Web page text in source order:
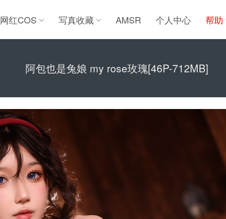
网红COS 写真收藏 AMSR 个人中心 帮助
阿包也是兔娘 my rose玫瑰[46P-712MB]